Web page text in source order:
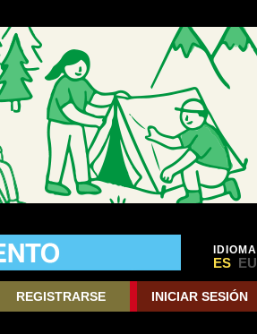
IDIOMA
ES EU
REGISTRARSE INICIAR SESIÓN